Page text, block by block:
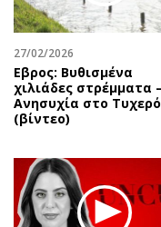
27/02/2026
Εβρος: Βυθισμένα
χιλιάδες στρέμματα –
Ανησυχία στο Τυχερό
(βίντεο)